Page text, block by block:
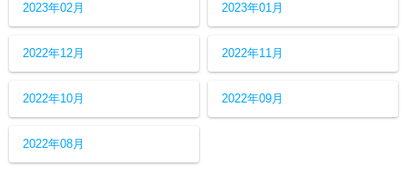
2023年02月 2023年01月
2022年12月 2022年11月
2022年10月 2022年09月
2022年08月